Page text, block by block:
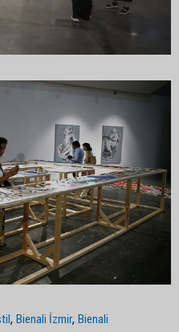
,Bienali İzmir,Bienali